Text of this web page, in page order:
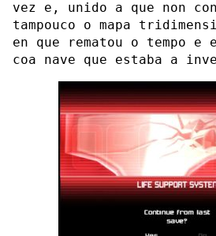
vez e, unido a que non
tampouco o mapa
en que rematou o tempo e
coa nave que estaba a